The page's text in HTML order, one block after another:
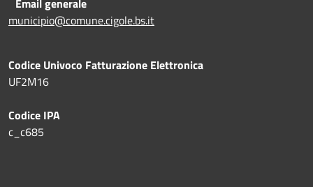
Email generale
municipio@comune.cigole.bs.it
Codice Univoco Fatturazione Elettronica
UF2M16
Codice IPA
c_c685